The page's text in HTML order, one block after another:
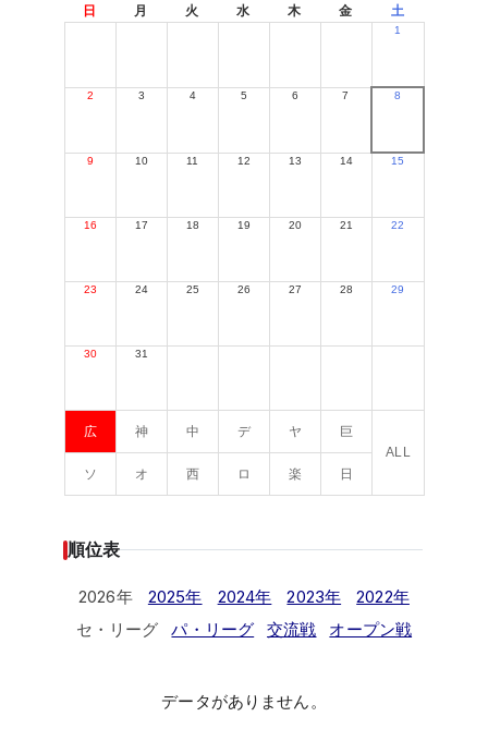
日 月 火 水 木 金 土
1
2 3 4 5 6 7 8
9 10 11 12 13 14 15
16 17 18 19 20 21 22
23 24 25 26 27 28 29
30 31
広 神 中 デ ヤ
巨
ALL
ソ
オ 西 ロ 楽 日
順位表
2026年 2025年 2024年 2023年
2022年
セ・リーグ
パ・リーグ 交流戦 オープン戦
データがありません。